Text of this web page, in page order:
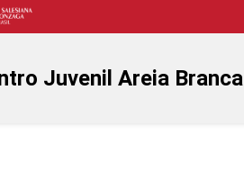
Juvenil Areia Branca